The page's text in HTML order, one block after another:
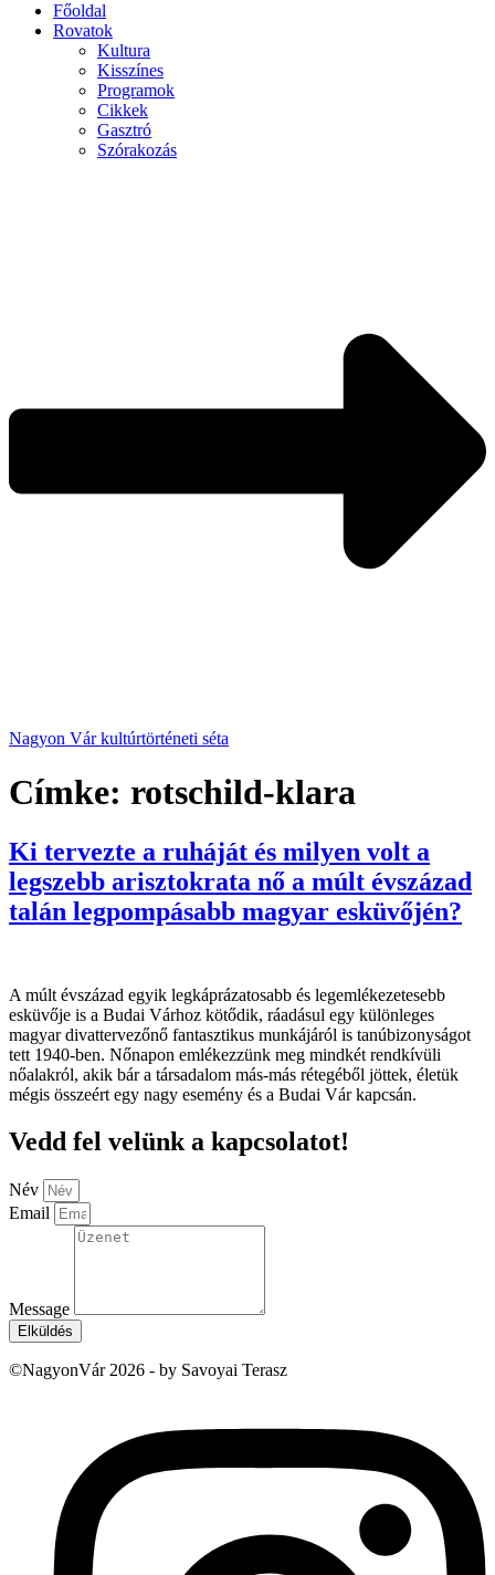
Főoldal
Rovatok
Kultura
Kisszínes
Programok
Cikkek
Gasztró
Szórakozás
Nagyon Vár kultúrtörténeti séta
Címke: rotschild-klara
Ki tervezte a ruháját és milyen volt a
legszebb arisztokrata nő a múlt évszázad
talán legpompásabb magyar esküvőjén?
A múlt évszázad egyik legkáprázatosabb és legemlékezetesebb
esküvője is a Budai Várhoz kötődik, ráadásul egy különleges
magyar divattervezőnő fantasztikus munkájáról is tanúbizonyságot
tett 1940-ben. Nőnapon emlékezzünk meg mindkét rendkívüli
nőalakról, akik bár a társadalom más-más rétegéből jöttek, életük
mégis összeért egy nagy esemény és a Budai Vár kapcsán.
Vedd fel velünk a kapcsolatot!
Név
Email
Message
Elküldés
©NagyonVár 2026 - by Savoyai Terasz